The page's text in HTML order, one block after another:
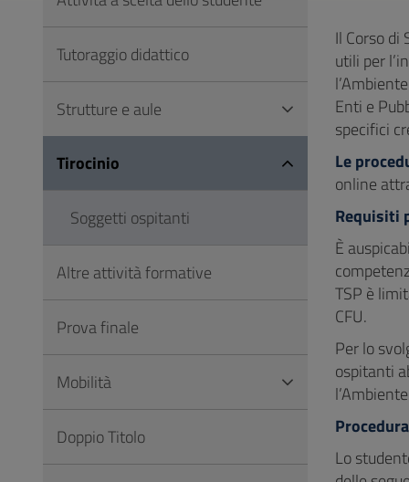
Footer
Il Corso
utili per
Enti e
specifici
Le
online
Requisiti
È
TSP è
CFU.
Per lo
ospitanti
Lo
Tutoraggio didattico
Strutture e aule
Tirocinio
Soggetti ospitanti
Altre attività formative
Prova finale
Mobilità
Doppio Titolo